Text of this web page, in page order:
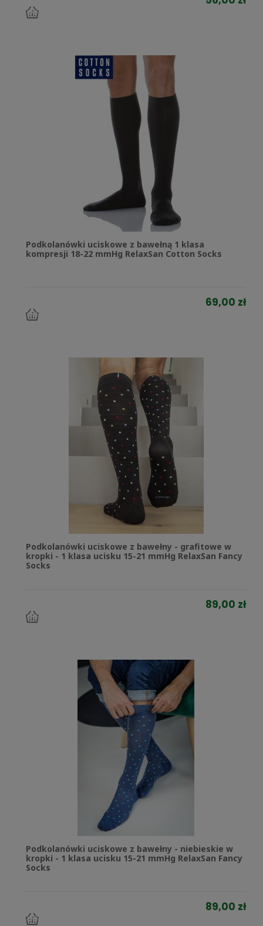
do
koszyka
Podkolanówki uciskowe z bawełną 1 klasa
kompresji 18-22 mmHg RelaxSan Cotton Socks
69,00 zł
do
Podkolanówki uciskowe z bawełny - grafitowe w
kropki - 1 klasa ucisku 15-21 mmHg RelaxSan Fancy
Socks
89,00 zł
do
Podkolanówki uciskowe z bawełny - niebieskie w
kropki - 1 klasa ucisku 15-21 mmHg RelaxSan Fancy
Socks
89,00 zł
do